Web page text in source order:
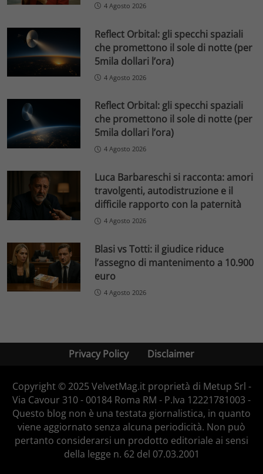
4 Agosto 2026
Reflect Orbital: gli specchi spaziali
che promettono il sole di notte (per
5mila dollari l’ora)
4 Agosto 2026
Reflect Orbital: gli specchi spaziali
che promettono il sole di notte (per
5mila dollari l’ora)
4 Agosto 2026
Luca Barbareschi si racconta: amori
travolgenti, autodistruzione e il
difficile rapporto con la paternità
4 Agosto 2026
Blasi vs Totti: il giudice riduce
l’assegno di mantenimento a 10.900
euro
4 Agosto 2026
Privacy Policy Disclaimer
Copyright © 2025 VelvetMag.it proprietà di Metup Srl -
Via Cavour 310 - 00184 Roma RM - P.Iva 12221781003 -
Questo blog non è una testata giornalistica, in quanto
viene aggiornato senza alcuna periodicità. Non può
pertanto considerarsi un prodotto editoriale ai sensi
della legge n. 62 del 07.03.2001